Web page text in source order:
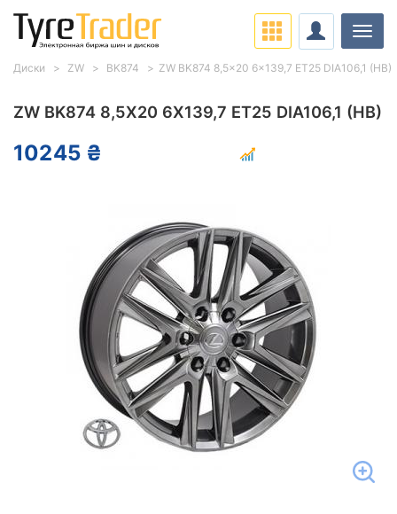
ZW BK874 8,5X20 6X139,7 ET25 DIA106,1 (HB)
10245 ₴
Диски ZW BK874 ZW BK874 8,5x20 6x139,7 ET25 DIA106,1 (HB)